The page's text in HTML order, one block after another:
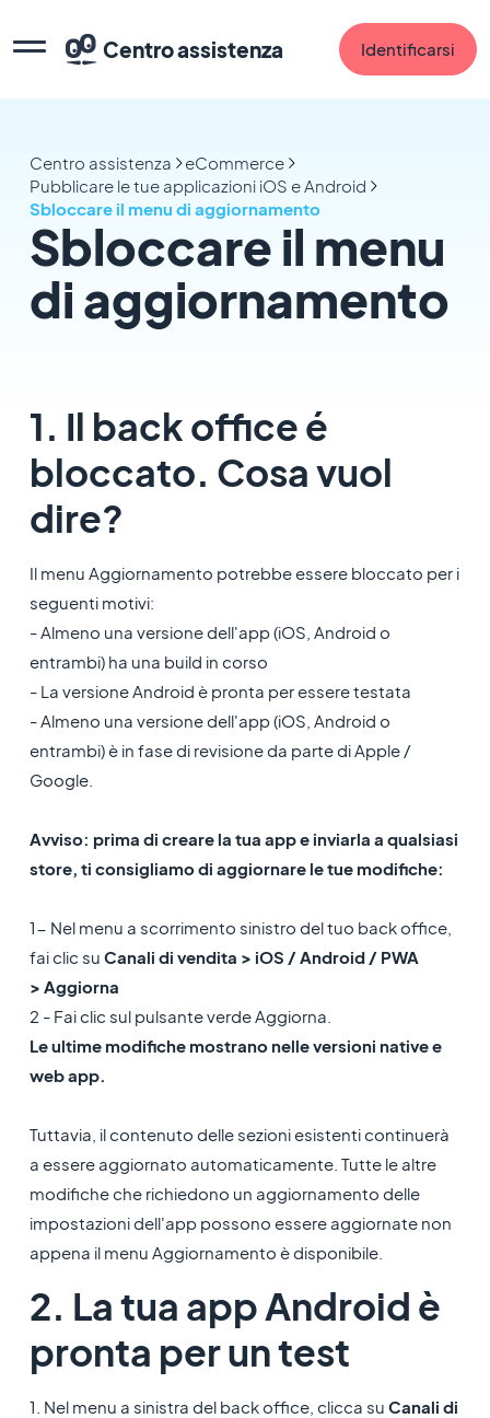
Centro assistenza Identificarsi
Centro assistenza
eCommerce
Pubblicare le tue applicazioni iOS e Android
Sbloccare il menu di aggiornamento
Sbloccare il menu
di aggiornamento
1. Il back office é
bloccato. Cosa vuol
dire?
Il menu Aggiornamento potrebbe essere bloccato per i
seguenti motivi:
- Almeno una versione dell'app (iOS, Android o
entrambi) ha una build in corso
- La versione Android è pronta per essere testata
- Almeno una versione dell'app (iOS, Android o
entrambi) è in fase di revisione da parte di Apple /
Google.
Avviso: prima di creare la tua app e inviarla a qualsiasi
store, ti consigliamo di aggiornare le tue modifiche:
1- Nel menu a scorrimento sinistro del tuo back office,
fai clic su Canali di vendita > iOS / Android / PWA
> Aggiorna
2 - Fai clic sul pulsante verde Aggiorna.
Le ultime modifiche mostrano nelle versioni native e
web app.
Tuttavia, il contenuto delle sezioni esistenti continuerà
a essere aggiornato automaticamente. Tutte le altre
modifiche che richiedono un aggiornamento delle
impostazioni dell'app possono essere aggiornate non
appena il menu Aggiornamento è disponibile.
2. La tua app Android è
pronta per un test
1. Nel menu a sinistra del back office, clicca su Canali di